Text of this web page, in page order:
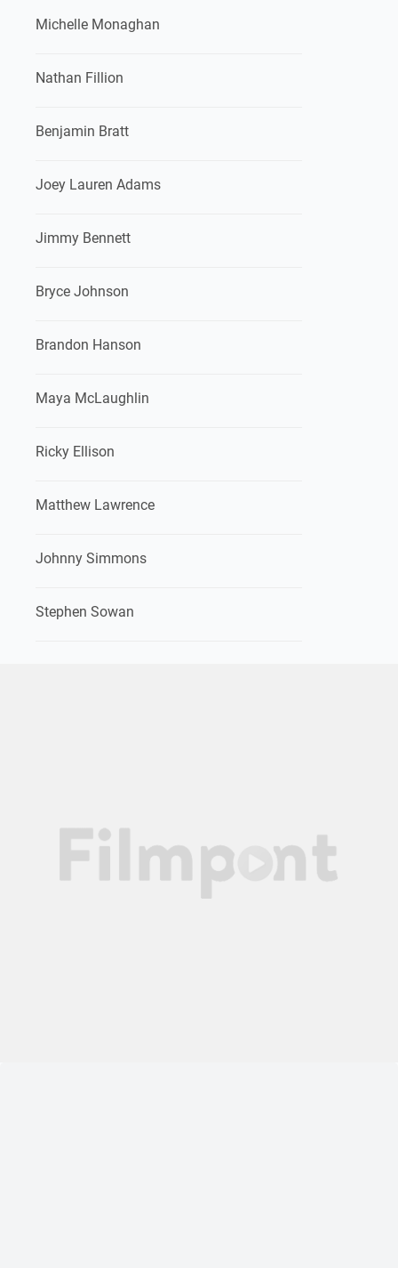
Michelle Monaghan
Nathan Fillion
Benjamin Bratt
Joey Lauren Adams
Jimmy Bennett
Bryce Johnson
Brandon Hanson
Maya McLaughlin
Ricky Ellison
Matthew Lawrence
Johnny Simmons
Stephen Sowan